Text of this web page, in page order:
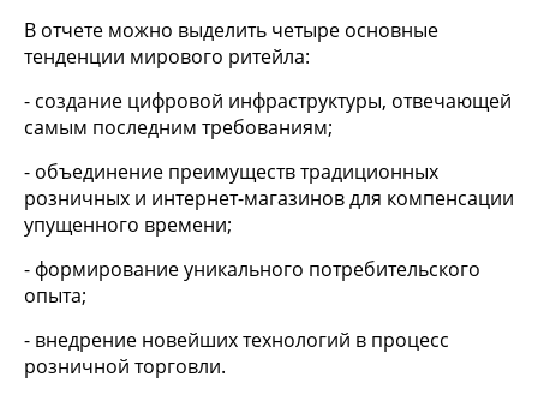
В отчете можно выделить четыре основные
тенденции мирового ритейла:
- создание цифровой инфраструктуры, отвечающей
самым последним требованиям;
- объединение преимуществ традиционных
розничных и интернет-магазинов для компенсации
упущенного времени;
- формирование уникального потребительского
опыта;
- внедрение новейших технологий в процесс
розничной торговли.